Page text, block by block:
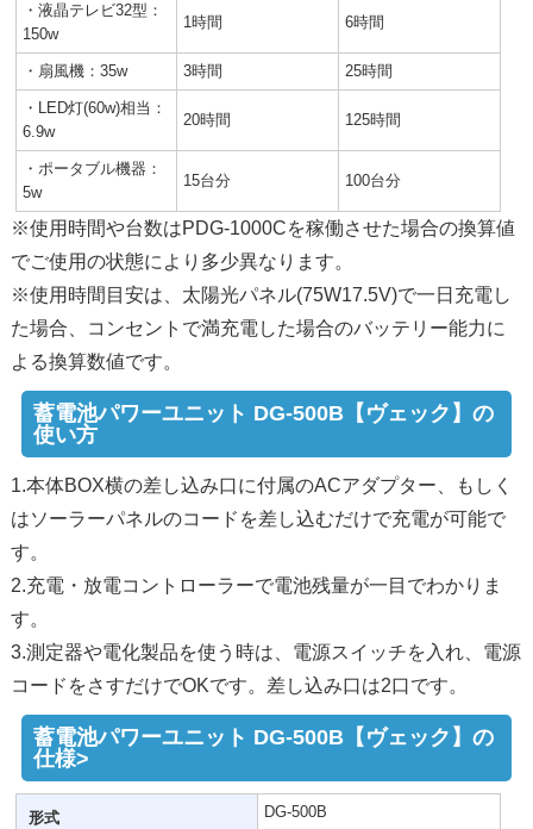
・液晶テレビ32型：
150w
1時間 6時間
・扇風機：35w 3時間 25時間
・LED灯(60w)相当：
6.9w
20時間 125時間
・ポータブル機器：
5w
15台分 100台分
※使用時間や台数はPDG-1000Cを稼働させた場合の換算値
でご使用の状態により多少異なります。
※使用時間目安は、太陽光パネル(75W17.5V)で一日充電し
た場合、コンセントで満充電した場合のバッテリー能力に
よる換算数値です。
蓄電池パワーユニット DG-500B【ヴェック】の
使い方
1.本体BOX横の差し込み口に付属のACアダプター、もしく
はソーラーパネルのコードを差し込むだけで充電が可能で
す。
2.充電・放電コントローラーで電池残量が一目でわかりま
す。
3.測定器や電化製品を使う時は、電源スイッチを入れ、電源
コードをさすだけでOKです。差し込み口は2口です。
蓄電池パワーユニット DG-500B【ヴェック】の
仕様>
形式 DG-500B